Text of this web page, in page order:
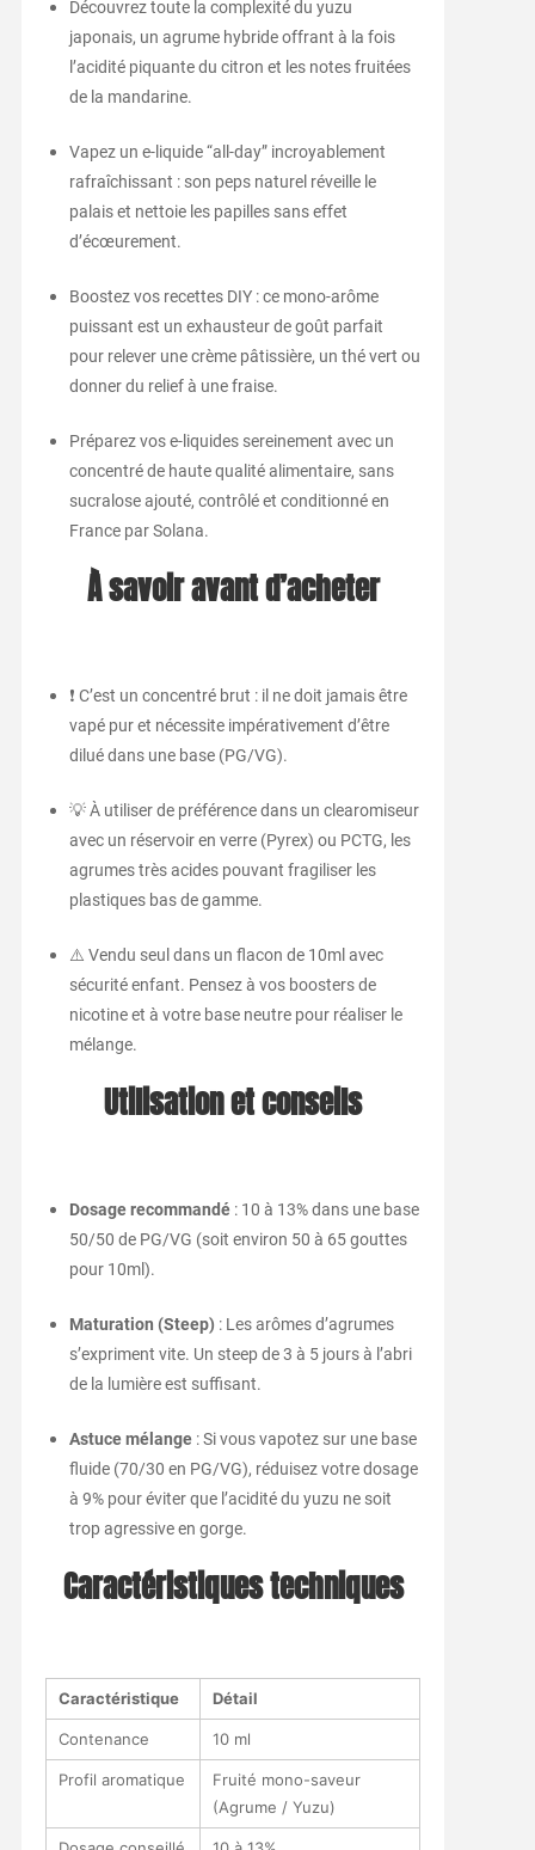
Découvrez toute la complexité du yuzu
japonais, un agrume hybride offrant à la fois
l’acidité piquante du citron et les notes fruitées
de la mandarine.
Vapez un e-liquide “all-day” incroyablement
rafraîchissant : son peps naturel réveille le
palais et nettoie les papilles sans effet
d’écœurement.
Boostez vos recettes DIY : ce mono-arôme
puissant est un exhausteur de goût parfait
pour relever une crème pâtissière, un thé vert ou
donner du relief à une fraise.
Préparez vos e-liquides sereinement avec un
concentré de haute qualité alimentaire, sans
sucralose ajouté, contrôlé et conditionné en
France par Solana.
À savoir avant d’acheter
❗ C’est un concentré brut : il ne doit jamais être
vapé pur et nécessite impérativement d’être
dilué dans une base (PG/VG).
💡 À utiliser de préférence dans un clearomiseur
avec un réservoir en verre (Pyrex) ou PCTG, les
agrumes très acides pouvant fragiliser les
plastiques bas de gamme.
⚠️ Vendu seul dans un flacon de 10ml avec
sécurité enfant. Pensez à vos boosters de
nicotine et à votre base neutre pour réaliser le
mélange.
Utilisation et conseils
Dosage recommandé: 10 à 13% dans une base
50/50 de PG/VG (soit environ 50 à 65 gouttes
pour 10ml).
Maturation (Steep) : Les arômes d’agrumes
s’expriment vite. Un steep de 3 à 5 jours à l’abri
de la lumière est suffisant.
Astuce mélange: Si vous vapotez sur une base
fluide (70/30 en PG/VG), réduisez votre dosage
à 9% pour éviter que l’acidité du yuzu ne soit
trop agressive en gorge.
Caractéristiques techniques
Caractéristique Détail
Contenance 10 ml
Profil aromatique
Fruité mono-saveur
(Agrume / Yuzu)